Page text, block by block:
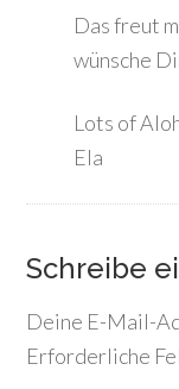
Das freut
wünsche
Lots of
Ela
Schreibe
Deine E-Mail-
Erforderliche